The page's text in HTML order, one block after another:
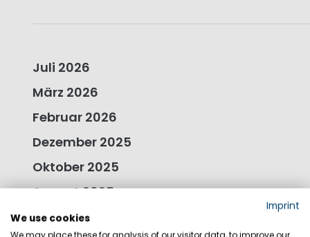
Juli 2026
März 2026
Februar 2026
Dezember 2025
Oktober 2025
August 2025
April 2025
Imprint
We use cookies